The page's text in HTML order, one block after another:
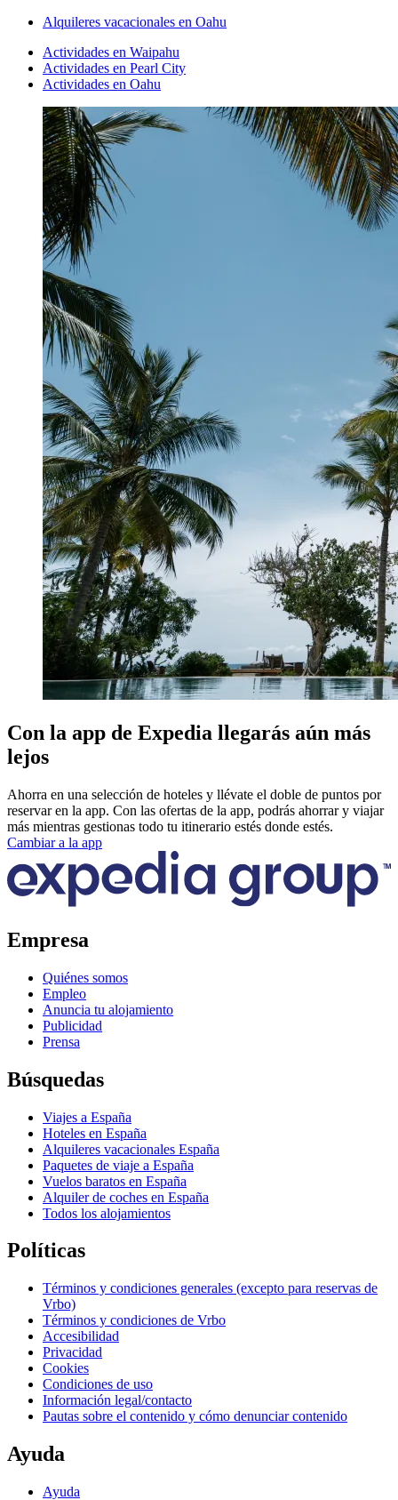
Alquileres vacacionales en Oahu
Actividades en Waipahu
Actividades en Pearl City
Actividades en Oahu
Con la app de Expedia llegarás aún más
lejos
Ahorra en una selección de hoteles y llévate el doble de puntos por
reservar en la app. Con las ofertas de la app, podrás ahorrar y viajar
más mientras gestionas todo tu itinerario estés donde estés.
Cambiar a la app
Empresa
Quiénes somos
Empleo
Anuncia tu alojamiento
Publicidad
Prensa
Búsquedas
Viajes a España
Hoteles en España
Alquileres vacacionales España
Paquetes de viaje a España
Vuelos baratos en España
Alquiler de coches en España
Todos los alojamientos
Políticas
Términos y condiciones generales (excepto para reservas de
Vrbo)
Términos y condiciones de Vrbo
Accesibilidad
Privacidad
Cookies
Condiciones de uso
Información legal/contacto
Pautas sobre el contenido y cómo denunciar contenido
Ayuda
Ayuda